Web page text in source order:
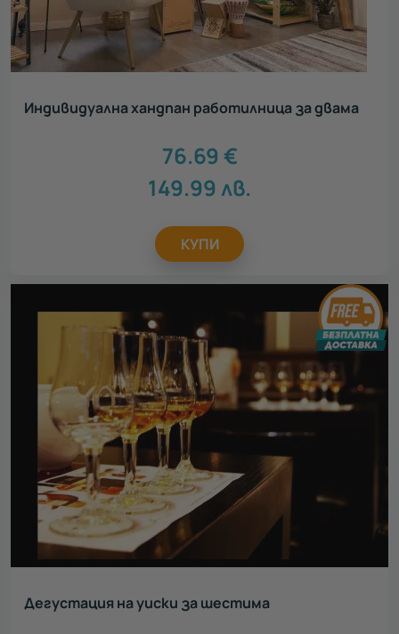
Индивидуална хандпан работилница за двама
76.69 €
149.99 лв.
КУПИ
Дегустация на уиски за шестима